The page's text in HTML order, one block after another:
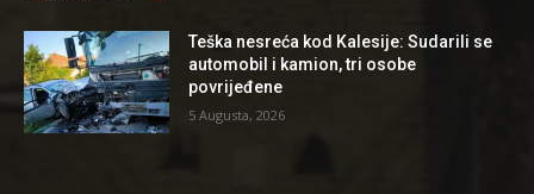
Teška nesreća kod Kalesije: Sudarili se
automobil i kamion, tri osobe
povrijeđene
5 Augusta, 2026